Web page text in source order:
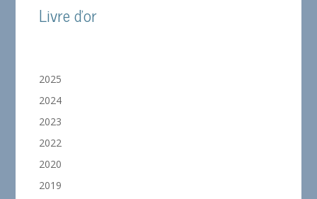
Livre d'or
2025
2024
2023
2022
2020
2019